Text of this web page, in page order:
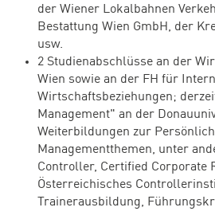
der Wiener Lokalbahnen
Bestattung Wien GmbH, der
usw.
2 Studienabschlüsse an der
Wien sowie an der FH für
Wirtschaftsbeziehungen;
Management" an der
Weiterbildungen zur
Managementthemen, unter
Controller, Certified Corporate
Österreichisches
Trainerausbildung,